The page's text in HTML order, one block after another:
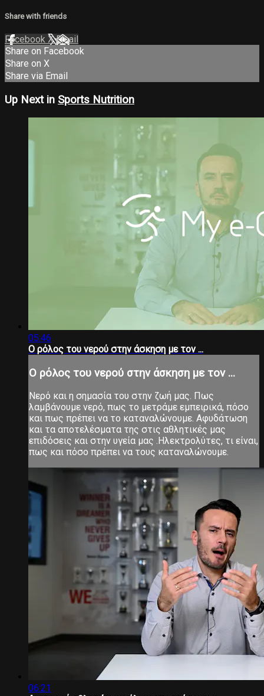
Share with friends
Facebook XEmail
Share on Facebook
Share on X
Share via Email
Up Next in Sports Nutrition
05:46
O ρόλος του νερού στην άσκηση με τον ...
O ρόλος του νερού στην άσκηση με τον ...
Νερό και η σημασία του στην ζωή μας. Πως
λαμβάνουμε νερό, πως το μετράμε εμπειρικά, πόσο
και πως πρέπει να το καταναλώνουμε. Αφυδάτωση
και τα αποτελέσματα της στις αθλητικές μας
επιδόσεις και στην υγεία μας .Ηλεκτρολύτες, τι είναι,
πως και πόσο πρέπει να τους καταναλώνουμε.
06:21